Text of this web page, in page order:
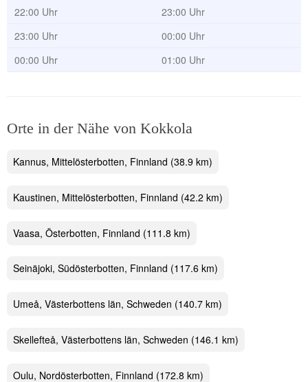
22:00 Uhr
23:00 Uhr
23:00 Uhr
00:00 Uhr
00:00 Uhr
01:00 Uhr
Orte in der Nähe von Kokkola
Kannus, Mittelösterbotten, Finnland (38.9 km)
Kaustinen, Mittelösterbotten, Finnland (42.2 km)
Vaasa, Österbotten, Finnland (111.8 km)
Seinäjoki, Südösterbotten, Finnland (117.6 km)
Umeå, Västerbottens län, Schweden (140.7 km)
Skellefteå, Västerbottens län, Schweden (146.1 km)
Oulu, Nordösterbotten, Finnland (172.8 km)